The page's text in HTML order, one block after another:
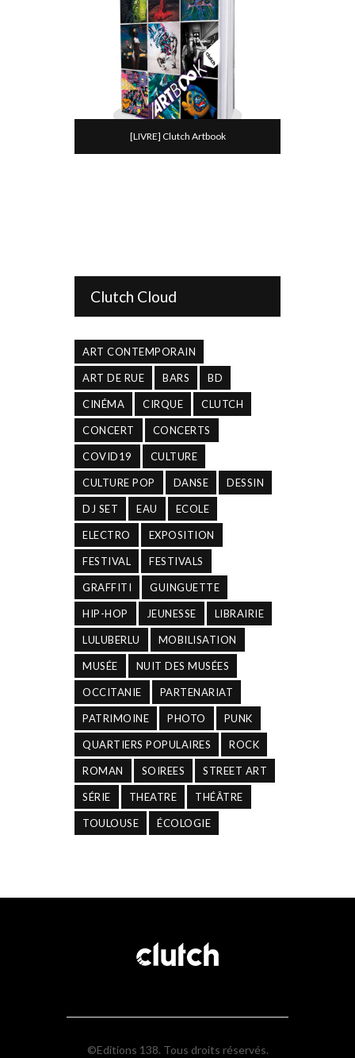
[LIVRE] Clutch Artbook
Clutch Cloud
ART CONTEMPORAIN
ART DE RUE BARS BD
CINÉMA CIRQUE CLUTCH
CONCERT CONCERTS
COVID19 CULTURE
CULTURE POP DANSE DESSIN
DJ SET EAU ECOLE
ELECTRO EXPOSITION
FESTIVAL FESTIVALS
GRAFFITI GUINGUETTE
HIP-HOP JEUNESSE LIBRAIRIE
LULUBERLU MOBILISATION
MUSÉE NUIT DES MUSÉES
OCCITANIE PARTENARIAT
PATRIMOINE PHOTO PUNK
QUARTIERS POPULAIRES ROCK
ROMAN SOIREES STREET ART
SÉRIE THEATRE THÉÂTRE
TOULOUSE ÉCOLOGIE
©Editions 138. Tous droits réservés.